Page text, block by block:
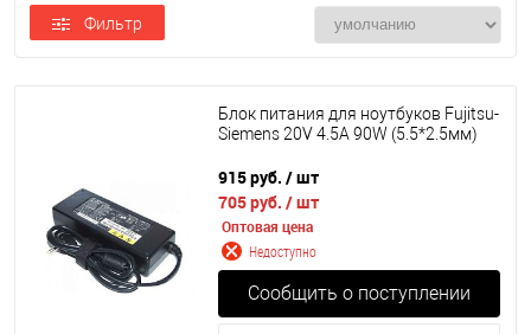
Фильтр
Блок питания для ноутбуков Fujitsu-
Siemens 20V 4.5A 90W (5.5*2.5мм)
915 руб. / шт
705 руб. / шт
Оптовая цена
Недоступно
Сообщить о поступлении